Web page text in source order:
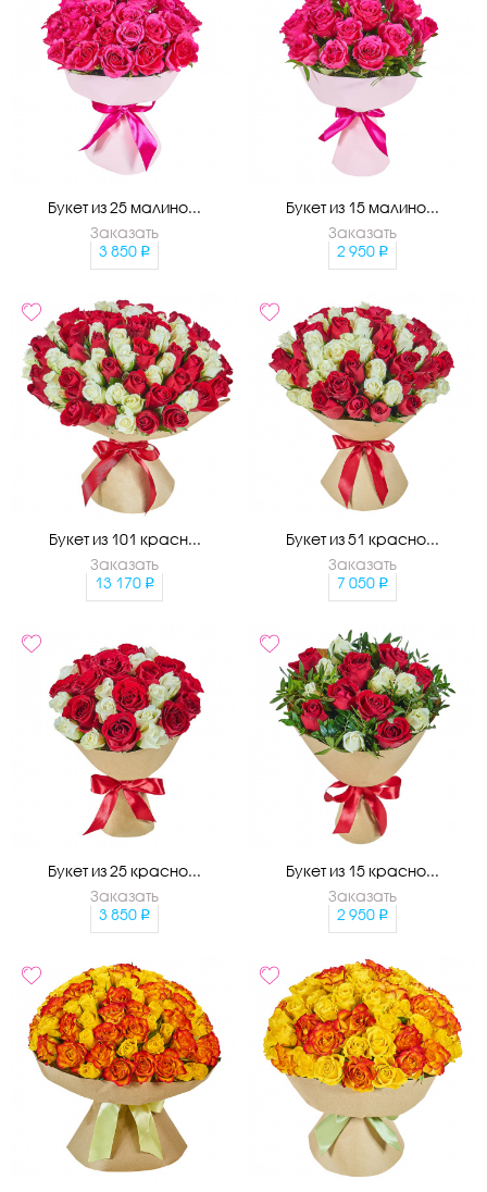
Букет из 25 малино...
Заказать
3 850
Букет из 15 малино...
Заказать
2 950
Букет из 101 красн...
Заказать
13 170
Букет из 51 красно...
Заказать
7 050
Букет из 25 красно...
Заказать
3 850
Букет из 15 красно...
Заказать
2 950